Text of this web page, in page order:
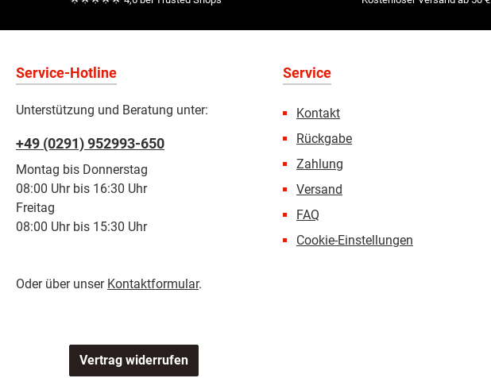
Service-Hotline
Unterstützung und Beratung unter:
+49 (0291) 952993-650
Montag bis Donnerstag
08:00 Uhr bis 16:30 Uhr
Freitag
08:00 Uhr bis 15:30 Uhr
Oder über unser Kontaktformular.
Vertrag widerrufen
Service
Kontakt
Rückgabe
Zahlung
Versand
FAQ
Cookie-Einstellungen